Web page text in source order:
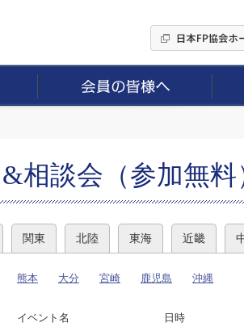
相談会（参加無料
関東 北陸 東海 近畿
熊本 大分 宮崎 鹿児島 沖縄
イベント名 日時